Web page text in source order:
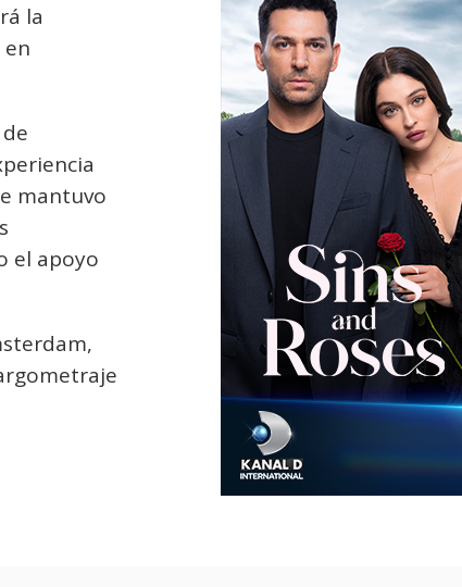
la
mantuvo
el apoyo